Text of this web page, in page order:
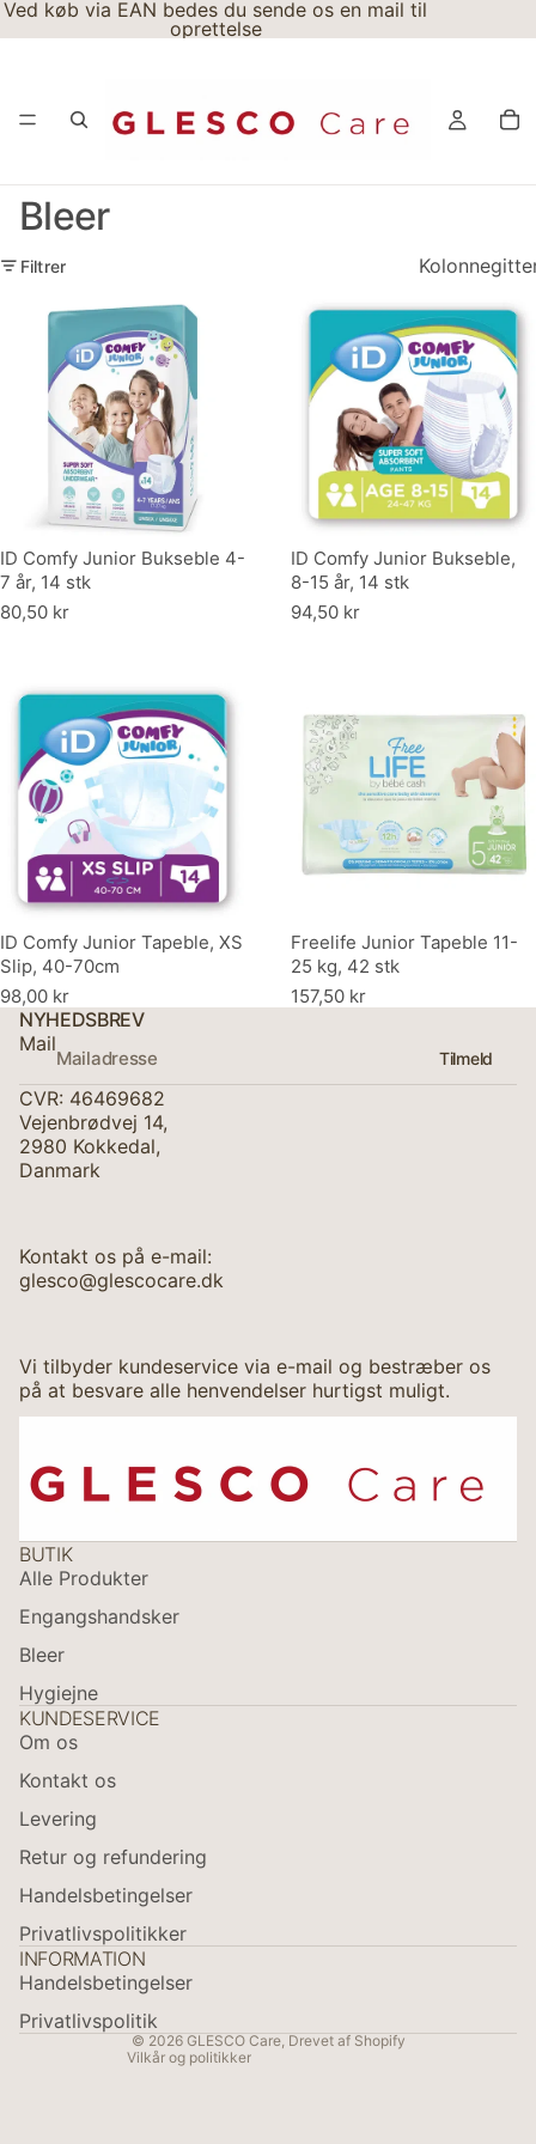
Ved køb via EAN bedes du sende os en mail til
oprettelse
Bleer
Filtrer
ID Comfy Junior Bukseble 4-
7 år, 14 stk
80,50 kr
ID Comfy Junior Bukseble,
8-15 år, 14 stk
94,50 kr
ID Comfy Junior Tapeble, XS
Slip, 40-70cm
98,00 kr
Freelife Junior Tapeble 11-
25 kg, 42 stk
157,50 kr
NYHEDSBREV
Mail
Tilmeld
CVR: 46469682
Vejenbrødvej 14,
2980 Kokkedal,
Danmark
Kontakt os på e-mail:
glesco@glescocare.dk
Vi tilbyder kundeservice via e-mail og bestræber os
på at besvare alle henvendelser hurtigst muligt.
BUTIK
Alle Produkter
Engangshandsker
Bleer
Hygiejne
KUNDESERVICE
Om os
Kontakt os
Levering
Retur og refundering
Handelsbetingelser
Privatlivspolitikker
INFORMATION
Handelsbetingelser
Privatlivspolitik
© 2026 GLESCO Care, Drevet af Shopify
Vilkår og politikker
Kontaktinformation
Leveringspolitik
Servicevilkår